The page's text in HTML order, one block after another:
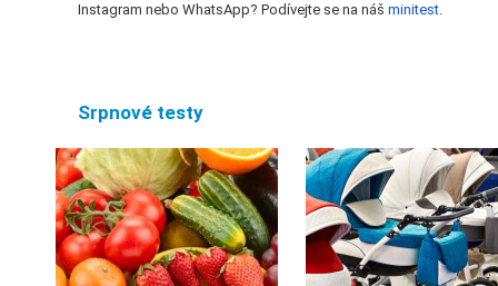
Instagram nebo WhatsApp? Podívejte se na náš minitest.
Srpnové testy